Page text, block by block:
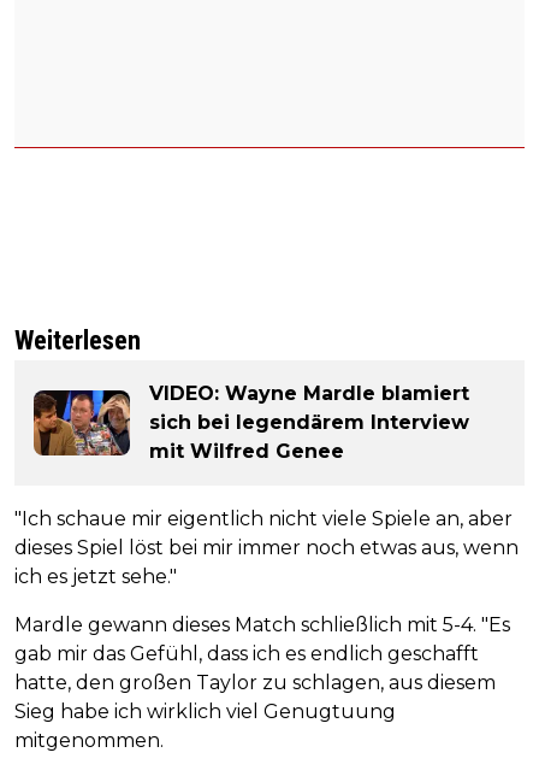
Weiterlesen
VIDEO: Wayne Mardle blamiert
sich bei legendärem Interview
mit Wilfred Genee
"Ich schaue mir eigentlich nicht viele Spiele an, aber
dieses Spiel löst bei mir immer noch etwas aus, wenn
ich es jetzt sehe."
Mardle gewann dieses Match schließlich mit 5-4. "Es
gab mir das Gefühl, dass ich es endlich geschafft
hatte, den großen Taylor zu schlagen, aus diesem
Sieg habe ich wirklich viel Genugtuung
mitgenommen.